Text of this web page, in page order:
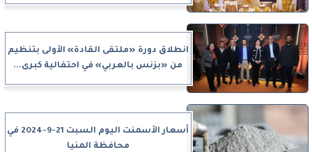
انطلاق دورة «ملتقى القادة» الأولى بتنظيم
من «بزنس بالعربي» في احتفالية كبرى...
أسعار الأسمنت اليوم السبت 21-9-2024 في
محافظة المنيا